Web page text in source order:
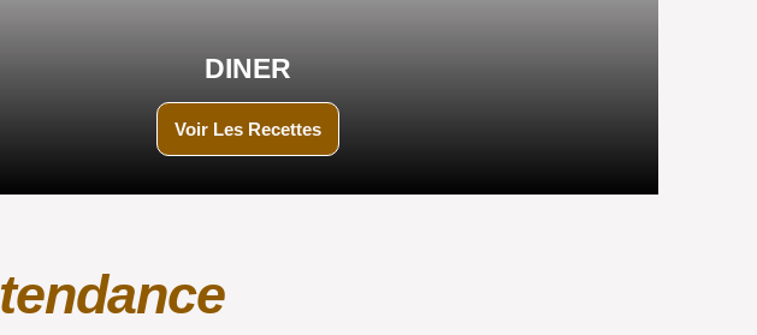
DINER
Voir Les Recettes
tendance